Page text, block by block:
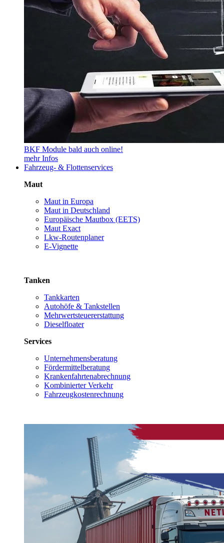
BKF Module bald auch online!
mehr Infos
Fahrzeug- & Flottenservices
Maut
Maut in Europa
Maut in Deutschland
Europäische Mautbox (EETS)
Maut Exact
Lkw-Routenplaner
E-Vignette
Tanken
Tankkarten
Autohöfe & Tankstellen
Mehrwertsteuererstattung
Dieselfloater
Services
Unternehmensberatung
Fördermittelberatung
Krankenfahrtenabrechnung
Kombinierter Verkehr
Fahrzeugkostenrechnung